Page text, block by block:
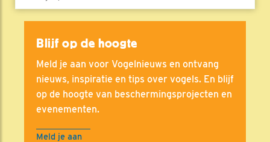
Blijf op de hoogte
Meld je aan voor Vogelnieuws en ontvang
nieuws, inspiratie en tips over vogels. En blijf
op de hoogte van beschermingsprojecten en
evenementen.
Meld je aan